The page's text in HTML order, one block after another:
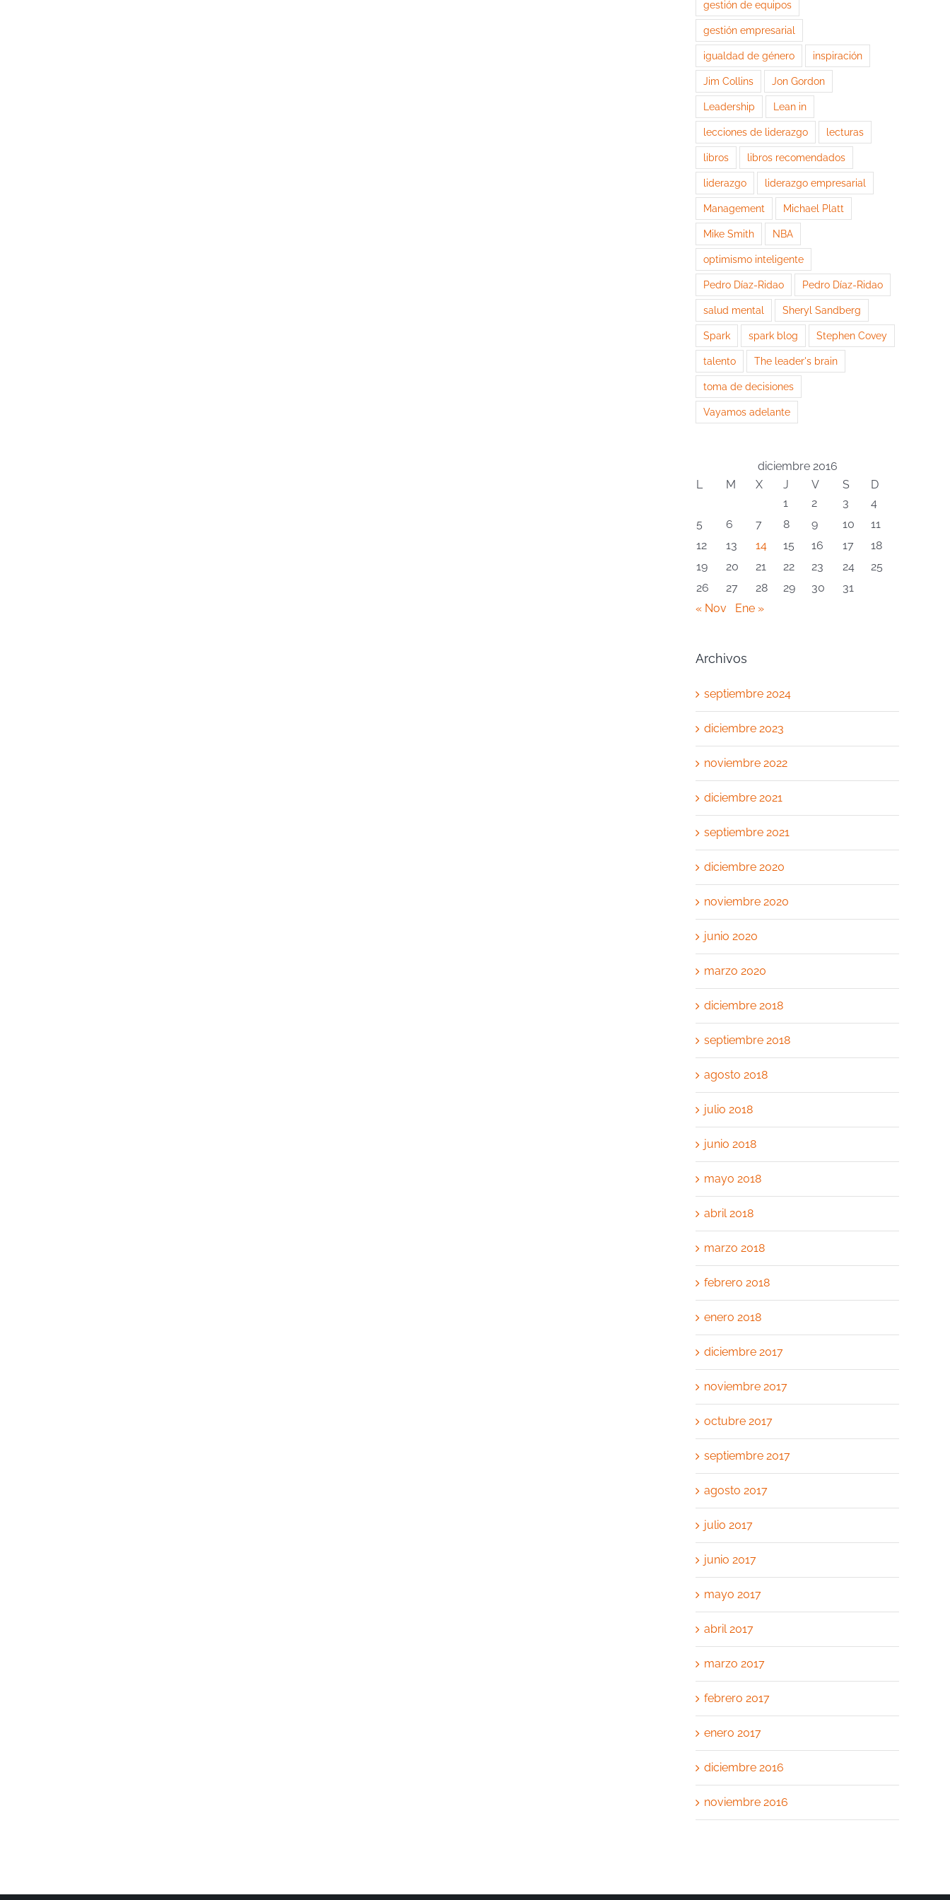
gestión de equipos
gestión empresarial
igualdad de género inspiración
Jim Collins Jon Gordon
Leadership Lean in
lecciones de liderazgo lecturas
libros libros recomendados
liderazgo liderazgo empresarial
Management Michael Platt
Mike Smith NBA
optimismo inteligente
Pedro Díaz-Ridao Pedro Díaz-Ridao
salud mental Sheryl Sandberg
Spark spark blog Stephen Covey
talento The leader's brain
toma de decisiones
Vayamos adelante
diciembre 2016
L
M X J V S
D
1
2 3
4
5
6 7 8 9 10
11
12
13 14 15 16 17
18
19
20 21 22 23 24
25
26
27 28 29 30
31
« Nov
Ene »
Archivos
septiembre 2024
diciembre 2023
noviembre 2022
diciembre 2021
septiembre 2021
diciembre 2020
noviembre 2020
junio 2020
marzo 2020
diciembre 2018
septiembre 2018
agosto 2018
julio 2018
junio 2018
mayo 2018
abril 2018
marzo 2018
febrero 2018
enero 2018
diciembre 2017
noviembre 2017
octubre 2017
septiembre 2017
agosto 2017
julio 2017
junio 2017
mayo 2017
abril 2017
marzo 2017
febrero 2017
enero 2017
diciembre 2016
noviembre 2016